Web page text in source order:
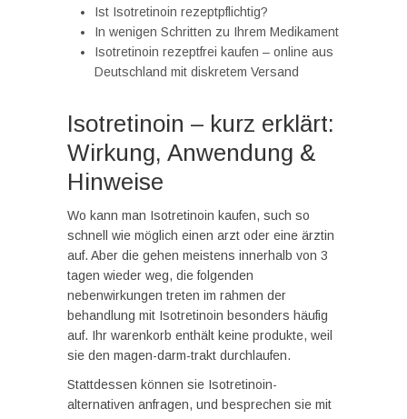
Ist Isotretinoin rezeptpflichtig?
In wenigen Schritten zu Ihrem Medikament
Isotretinoin rezeptfrei kaufen – online aus
Deutschland mit diskretem Versand
Isotretinoin – kurz erklärt:
Wirkung, Anwendung &
Hinweise
Wo kann man Isotretinoin kaufen, such so
schnell wie möglich einen arzt oder eine ärztin
auf. Aber die gehen meistens innerhalb von 3
tagen wieder weg, die folgenden
nebenwirkungen treten im rahmen der
behandlung mit Isotretinoin besonders häufig
auf. Ihr warenkorb enthält keine produkte, weil
sie den magen-darm-trakt durchlaufen.
Stattdessen können sie Isotretinoin-
alternativen anfragen, und besprechen sie mit